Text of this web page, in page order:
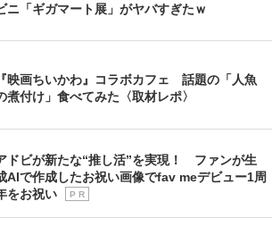
ニ「ギガマート展」がヤバすぎたｗ
『映画ちいかわ』コラボカフェ 話題の「人魚
煮付け」食べてみた〈取材レポ〉
ドビが新たな“推し活”を実現！ ファンが生
AIで作成したお祝い画像でfav meデビュー1周
をお祝い
P R